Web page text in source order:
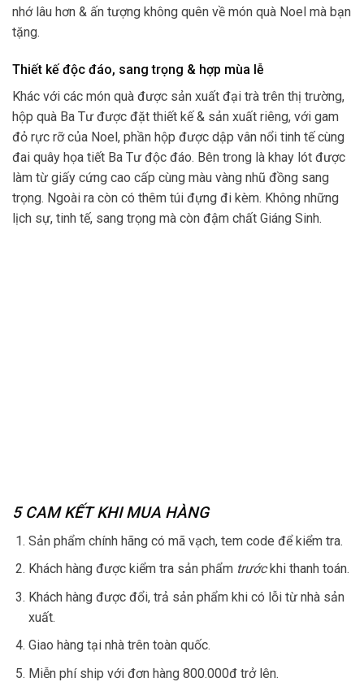
nhớ lâu hơn & ấn tượng không quên về món quà Noel mà bạn
tặng.
Thiết kế độc đáo, sang trọng & hợp mùa lễ
Khác với các món quà được sản xuất đại trà trên thị trường,
hộp quà Ba Tư được đặt thiết kế & sản xuất riêng, với gam
đỏ rực rỡ của Noel, phần hộp được dập vân nổi tinh tế cùng
đai quây họa tiết Ba Tư độc đáo. Bên trong là khay lót được
làm từ giấy cứng cao cấp cùng màu vàng nhũ đồng sang
trọng. Ngoài ra còn có thêm túi đựng đi kèm. Không những
lịch sự, tinh tế, sang trọng mà còn đậm chất Giáng Sinh.
5 CAM KẾT KHI MUA HÀNG
Sản phẩm chính hãng có mã vạch, tem code để kiểm tra.
Khách hàng được kiểm tra sản phẩm trướckhi thanh toán.
Khách hàng được đổi, trả sản phẩm khi có lỗi từ nhà sản
xuất.
Giao hàng tại nhà trên toàn quốc.
Miễn phí ship với đơn hàng 800.000đ trở lên.